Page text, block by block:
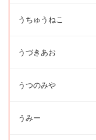
うちゅうねこ
うづきあお
うつのみや
うみー